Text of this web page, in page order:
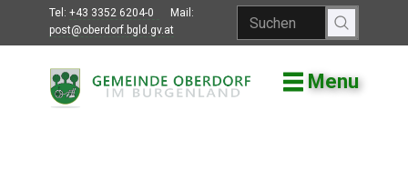
Tel: +43 3352 6204-0
Mail:
post@oberdorf.bgld.gv.at
Menu
Willkommen